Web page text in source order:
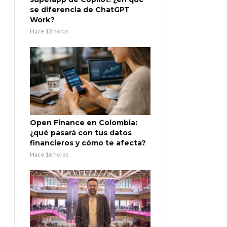
se diferencia de ChatGPT
Work?
Hace 13 horas
Open Finance en Colombia:
¿qué pasará con tus datos
financieros y cómo te afecta?
Hace 16 horas